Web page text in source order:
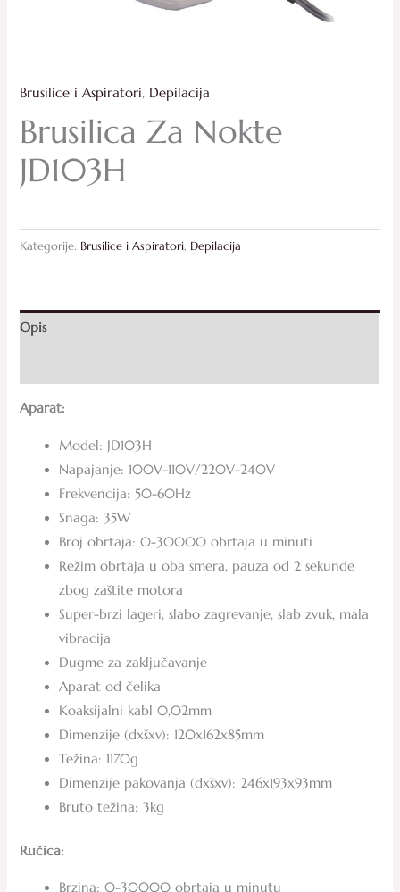
Brusilice i Aspiratori, Depilacija
Brusilica Za Nokte
JD103H
Kategorije: Brusilice i Aspiratori, Depilacija
Opis
Aparat:
Model: JD103H
Napajanje: 100V-110V/220V-240V
Frekvencija: 50-60Hz
Snaga: 35W
Broj obrtaja: 0-30000 obrtaja u minuti
Režim obrtaja u oba smera, pauza od 2 sekunde
zbog zaštite motora
Super-brzi lageri, slabo zagrevanje, slab zvuk, mala
vibracija
Dugme za zaključavanje
Aparat od čelika
Koaksijalni kabl 0,02mm
Dimenzije (dxšxv): 120x162x85mm
Težina: 1170g
Dimenzije pakovanja (dxšxv): 246x193x93mm
Bruto težina: 3kg
Ručica:
Brzina: 0-30000 obrtaja u minutu